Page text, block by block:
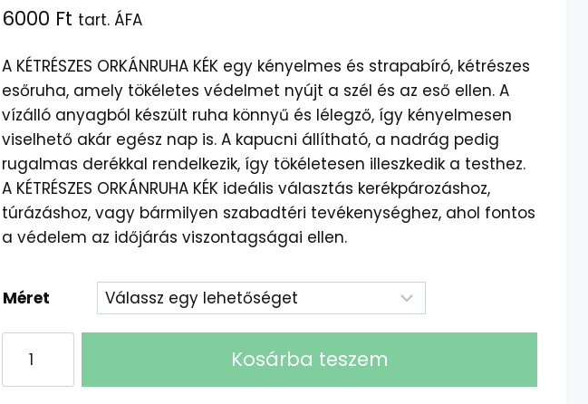
6000 Ft tart. ÁFA
A KÉTRÉSZES ORKÁNRUHA KÉK egy kényelmes és strapabíró, kétrészes
esőruha, amely tökéletes védelmet nyújt a szél és az eső ellen. A
vízálló anyagból készült ruha könnyű és lélegző, így kényelmesen
viselhető akár egész nap is. A kapucni állítható, a nadrág pedig
rugalmas derékkal rendelkezik, így tökéletesen illeszkedik a testhez.
A KÉTRÉSZES ORKÁNRUHA KÉK ideális választás kerékpározáshoz,
túrázáshoz, vagy bármilyen szabadtéri tevékenységhez, ahol fontos
a védelem az időjárás viszontagságai ellen.
Méret
Kétrétegű
Orkánszélkabát
Kosárba teszem